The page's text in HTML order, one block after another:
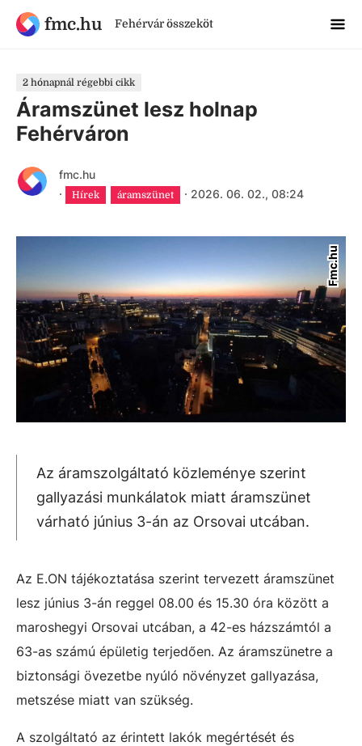
fmc.hu Fehérvár összeköt
2 hónapnál régebbi cikk
Áramszünet lesz holnap
Fehérváron
fmc.hu
·
Hírek áramszünet · 2026. 06. 02., 08:24
Fmc.hu
Az áramszolgáltató közleménye szerint
gallyazási munkálatok miatt áramszünet
várható június 3-án az Orsovai utcában.
Az E.ON tájékoztatása szerint tervezett áramszünet
lesz június 3-án reggel 08.00 és 15.30 óra között a
maroshegyi Orsovai utcában, a 42-es házszámtól a
63-as számú épületig terjedően. Az áramszünetre a
biztonsági övezetbe nyúló növényzet gallyazása,
metszése miatt van szükség.
A szolgáltató az érintett lakók megértését és